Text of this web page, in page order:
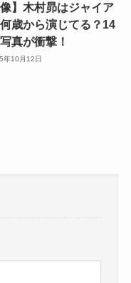
像】木村昴はジャイア
歳から演じてる？14
真が衝撃！
年10月12日